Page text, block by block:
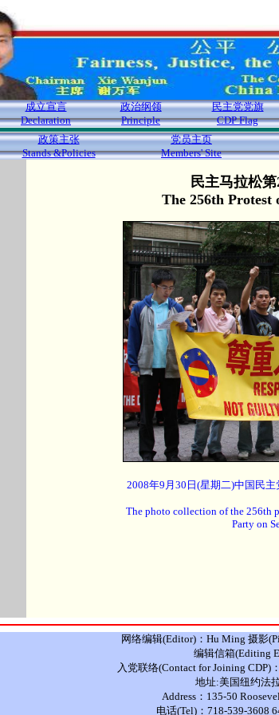
成立宣言
Declaration
政治纲领
Principle
民主党党旗
CDP Flag
政策主张
Stands &Policies
党员主页
Members' Site
民主马拉松
The 256th Protest
2008年9月30日(星期二)中国民
The photo collection of the 256th
Party on
网络编辑(Editor)：Hu Ming 摄影
编辑信箱(Editing
入党联络(Contact for Joining CDP)
地址:美国纽约法
Address：135-50
电话(Tel)：718-539-3608